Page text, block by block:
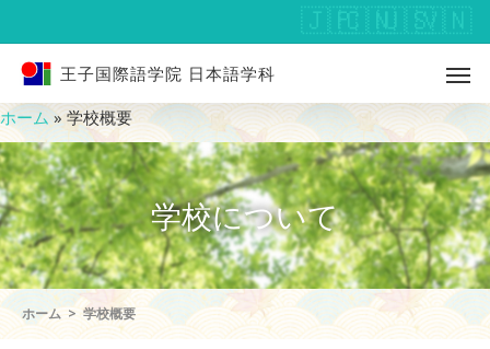
王子国際語学院 日本語学科
ホーム»学校概要
学校について
ホーム 学校概要